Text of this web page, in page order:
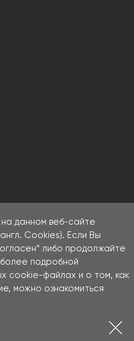
данном веб-сайте
Cookies). Если Вы
либо продолжайте
подробной
cookie-файлах и о том, как
можно ознакомиться